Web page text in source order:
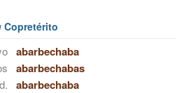
Copretérito
abarbechaba
abarbechabas
abarbechaba